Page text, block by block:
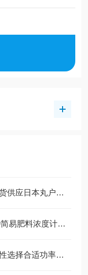
玉崎科学仪器深圳有限公司原装现货供应日本丸户工业MARUTO全系列产品
Takemura Electric竹村电机 CM-20简易肥料浓度计技术特性及工作原理解析
如何根据具体的搅拌任务和物料特性选择合适功率的搅拌设备？